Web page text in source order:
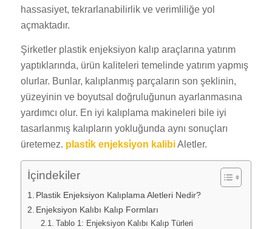
hassasiyet, tekrarlanabilirlik ve verimliliğe yol
açmaktadır.
Şirketler plastik enjeksiyon kalıp araçlarına yatırım
yaptıklarında, ürün kaliteleri temelinde yatırım yapmış
olurlar. Bunlar, kalıplanmış parçaların son şeklinin,
yüzeyinin ve boyutsal doğruluğunun ayarlanmasına
yardımcı olur. En iyi kalıplama makineleri bile iyi
tasarlanmış kalıpların yokluğunda aynı sonuçları
üretemez. plasti̇k enjeksi̇yon kalibiAletler.
İçindekiler
Plastik Enjeksiyon Kalıplama Aletleri Nedir?
Enjeksiyon Kalıbı Kalıp Formları
Tablo 1: Enjeksiyon Kalıbı Kalıp Türleri